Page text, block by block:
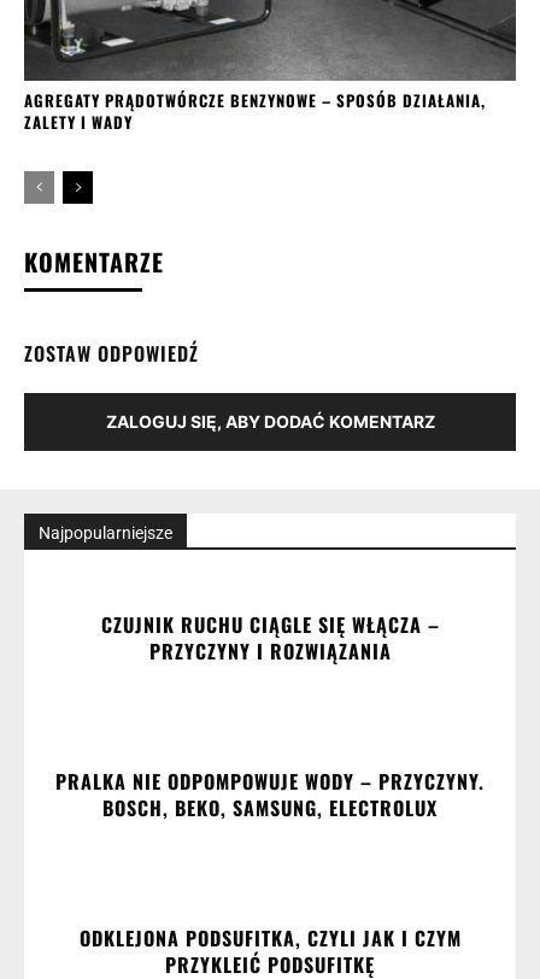
AGREGATY PRĄDOTWÓRCZE BENZYNOWE – SPOSÓB DZIAŁANIA,
ZALETY I WADY
KOMENTARZE
ZOSTAW ODPOWIEDŹ
ZALOGUJ SIĘ, ABY DODAĆ KOMENTARZ
Najpopularniejsze
CZUJNIK RUCHU CIĄGLE SIĘ WŁĄCZA –
PRZYCZYNY I ROZWIĄZANIA
PRALKA NIE ODPOMPOWUJE WODY – PRZYCZYNY.
BOSCH, BEKO, SAMSUNG, ELECTROLUX
ODKLEJONA PODSUFITKA, CZYLI JAK I CZYM
PRZYKLEIĆ PODSUFITKĘ